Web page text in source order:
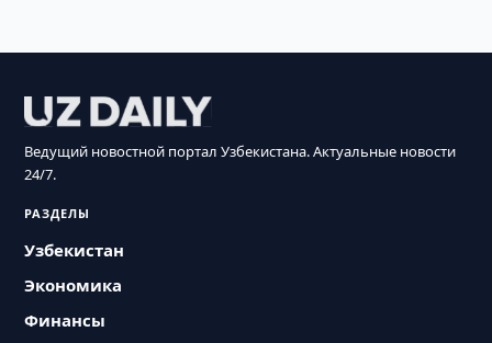
Ведущий новостной портал Узбекистана. Актуальные новости
24/7.
РАЗДЕЛЫ
Узбекистан
Экономика
Финансы